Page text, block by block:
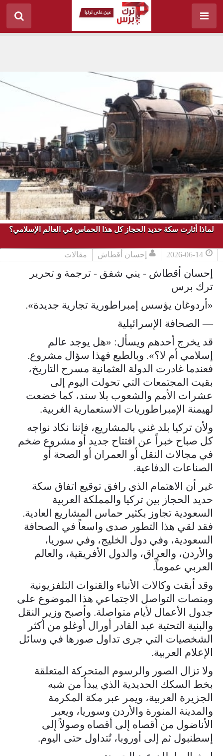
لماذا أثارت سكة حديد الحجاز كل هذا الحماس في العالم الإسلامي؟
2026-06-14 إحسان أقطاش مقالات
إحسان أقطاش - يني شفق - ترجمة و تحرير
ترك برس
«أردوغان يؤسس إمبراطورية تجارية جديدة».
— الصحافة الإسرائيلية
قد يخرج أحدهم ويسأل: «هل يوجد عالم
إسلامي أم لا؟». وبالطبع فهذا سؤال مشروع.
فعندما غادرت الدولة العثمانية مسرح التاريخ،
بقيت المجتمعات التي تحولت اليوم إلى
عشرات الأمم والشعوب بلا سند، كما خضعت
لهيمنة الإمبراطوريات الاستعمارية الغربية.
ولأن تركيا بلد غني بالمشاريع، فإننا نكاد نواجه
كل صباح خبراً عن افتتاح جديد أو مشروع ضخم
في مجالات النقل أو العمران أو الصحة أو
الصناعات الدفاعية.
غير أن الاهتمام الذي رافق توقيع اتفاق سكة
حديد الحجاز بين تركيا والمملكة العربية
السعودية تجاوز بكثير حماس المشاريع العادية.
فقد لقي هذا التطور صدى واسعاً في الصحافة
السعودية، وفي دول الخليج، وفي سوريا،
والأردن، والعراق، والدول الأفريقية، والعالم
العربي عموماً.
وقد أبقت وكالات الأنباء والقنوات التلفزيونية
ومنصات التواصل الاجتماعي هذا الموضوع على
جدول الأعمال لأيام متواصلة. وأصبح وزير النقل
والبنية التحتية عبد القادر أورال أوغلو من أكثر
الشخصيات التي جرى تداول صورها في وسائل
الإعلام العربية.
ولا تزال الصور والرسوم المتحركة المتعلقة
بخط السكك الحديدية الذي يبدأ من شبه
الجزيرة العربية، ويمر عبر مكة المكرمة
والمدينة المنورة والأردن وسوريا، ويعبر
الأناضول من أقصاه إلى أقصاه وصولاً إلى
إسطنبول ثم إلى أوروبا، تُتداول حتى اليوم.